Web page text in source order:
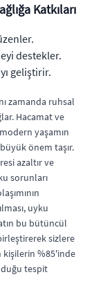
Katkıları
destekler.
geliştirir.
zamanda ruhsal
Hacamat ve
yaşamın
önem taşır.
azaltır ve
sorunları
uyku
bu bütüncül
sizlere
kişilerin %85'inde
tespit